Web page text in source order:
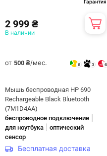
Гарантия
2 999 ₴
В наличии
от 500 ₴/мес. 6 3 6
Мышь беспроводная HP 690
Rechargeable Black Bluetooth
(7M1D4AA)
беспроводное подключение
для ноутбука
оптический
сенсор
Бесплатная доставка